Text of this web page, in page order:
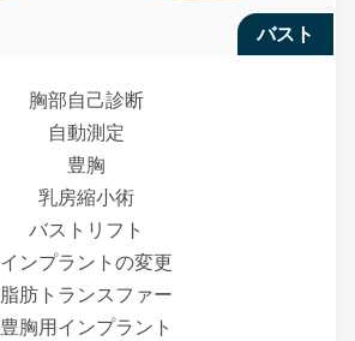
バスト
胸部自己診断
自動測定
豊胸
乳房縮小術
バストリフト
インプラントの変更
脂肪トランスファー
豊胸用インプラント